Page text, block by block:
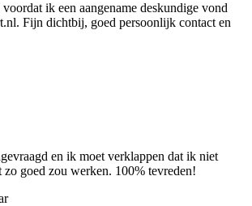
ik een aangename deskundige vond
Fijn dichtbij, goed persoonlijk contact en
en ik moet verklappen dat ik niet
zo goed zou werken. 100% tevreden!